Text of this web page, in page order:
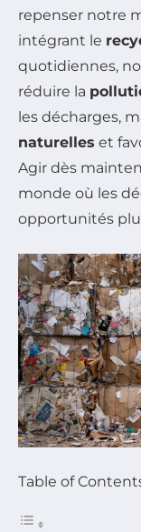
repenser notre
intégrant le
quotidiennes,
réduire la
les décharges,
naturelles et
Agir dès
monde où les
opportunités
Table of